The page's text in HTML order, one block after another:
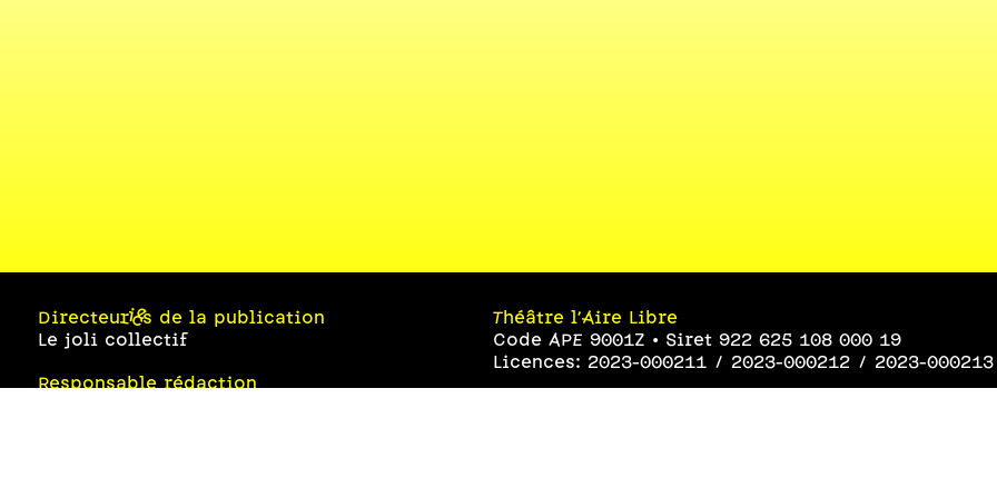
Directeur·ices de la publication
Le joli collectif
Responsable rédaction
Théâtre l’Aire Libre
Code APE 9001Z • Siret 922 625 108 000 19
Licences: 2023-000211 / 2023-000212 / 2023-000213